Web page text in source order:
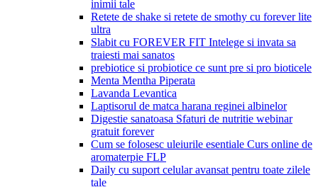
inimii tale
Retete de shake si retete de smothy cu forever lite
ultra
Slabit cu FOREVER FIT Intelege si invata sa
traiesti mai sanatos
prebiotice si probiotice ce sunt pre si pro bioticele
Menta Mentha Piperata
Lavanda Levantica
Laptisorul de matca harana reginei albinelor
Digestie sanatoasa Sfaturi de nutritie webinar
gratuit forever
Cum se folosesc uleiurile esentiale Curs online de
aromaterpie FLP
Daily cu suport celular avansat pentru toate zilele
tale